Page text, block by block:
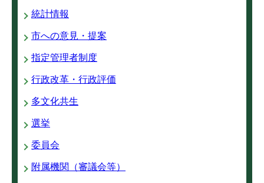
統計情報
市への意見・提案
指定管理者制度
行政改革・行政評価
多文化共生
選挙
委員会
附属機関（審議会等）